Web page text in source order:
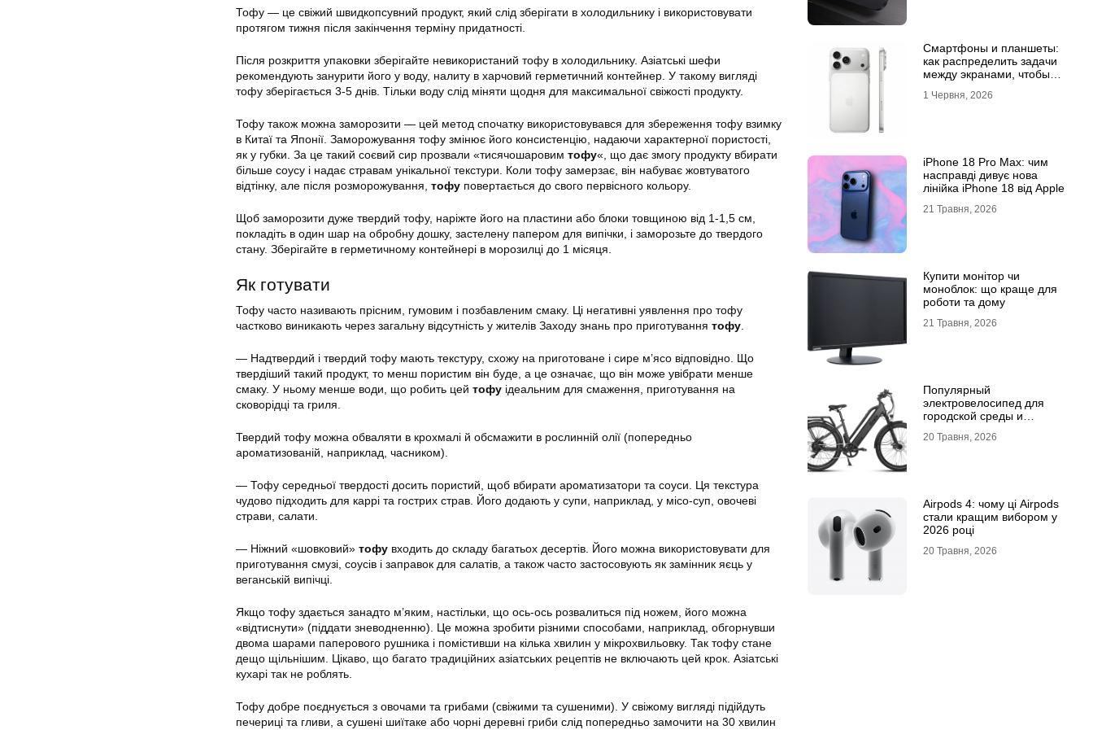
Тофу — це свіжий швидкопсувний продукт, який слід зберігати в холодильнику і використовувати
протягом тижня після закінчення терміну придатності.
Після розкриття упаковки зберігайте невикористаний тофу в холодильнику. Азіатські шефи
рекомендують занурити його у воду, налиту в харчовий герметичний контейнер. У такому вигляді
тофу зберігається 3-5 днів. Тільки воду слід міняти щодня для максимальної свіжості продукту.
Тофу також можна заморозити — цей метод спочатку використовувався для збереження тофу взимку
в Китаї та Японії. Заморожування тофу змінює його консистенцію, надаючи характерної пористості,
як у губки. За це такий соєвий сир прозвали «тисячошаровим тофу«, що дає змогу продукту вбирати
більше соусу і надає стравам унікальної текстури. Коли тофу замерзає, він набуває жовтуватого
відтінку, але після розморожування, тофу повертається до свого первісного кольору.
Щоб заморозити дуже твердий тофу, наріжте його на пластини або блоки товщиною від 1-1,5 см,
покладіть в один шар на обробну дошку, застелену папером для випічки, і заморозьте до твердого
стану. Зберігайте в герметичному контейнері в морозилці до 1 місяця.
Як готувати
Тофу часто називають прісним, гумовим і позбавленим смаку. Ці негативні уявлення про тофу
частково виникають через загальну відсутність у жителів Заходу знань про приготування тофу.
— Надтвердий і твердий тофу мають текстуру, схожу на приготоване і сире м’ясо відповідно. Що
твердіший такий продукт, то менш пористим він буде, а це означає, що він може увібрати менше
смаку. У ньому менше води, що робить цей тофу ідеальним для смаження, приготування на
сковорідці та гриля.
Твердий тофу можна обваляти в крохмалі й обсмажити в рослинній олії (попередньо
ароматизованій, наприклад, часником).
— Тофу середньої твердості досить пористий, щоб вбирати ароматизатори та соуси. Ця текстура
чудово підходить для каррі та гострих страв. Його додають у супи, наприклад, у місо-суп, овочеві
страви, салати.
— Ніжний «шовковий» тофу входить до складу багатьох десертів. Його можна використовувати для
приготування смузі, соусів і заправок для салатів, а також часто застосовують як замінник яєць у
веганській випічці.
Якщо тофу здається занадто м’яким, настільки, що ось-ось розвалиться під ножем, його можна
«відтиснути» (піддати зневодненню). Це можна зробити різними способами, наприклад, обгорнувши
двома шарами паперового рушника і помістивши на кілька хвилин у мікрохвильовку. Так тофу стане
дещо щільнішим. Цікаво, що багато традиційних азіатських рецептів не включають цей крок. Азіатські
кухарі так не роблять.
Тофу добре поєднується з овочами та грибами (свіжими та сушеними). У свіжому вигляді підійдуть
печериці та гливи, а сушені шиїтаке або чорні деревні гриби слід попередньо замочити на 30 хвилин
Смартфоны и планшеты:
как распределить задачи
между экранами, чтобы
1 Червня, 2026
iPhone 18 Pro Max: чим
насправді дивує нова
лінійка iPhone 18 від Apple
21 Травня, 2026
Купити монітор чи
моноблок: що краще для
роботи та дому
21 Травня, 2026
Популярный
электровелосипед для
городской среды и
почему их выбирают
20 Травня, 2026
Airpods 4: чому ці Airpods
стали кращим вибором у
2026 році
20 Травня, 2026